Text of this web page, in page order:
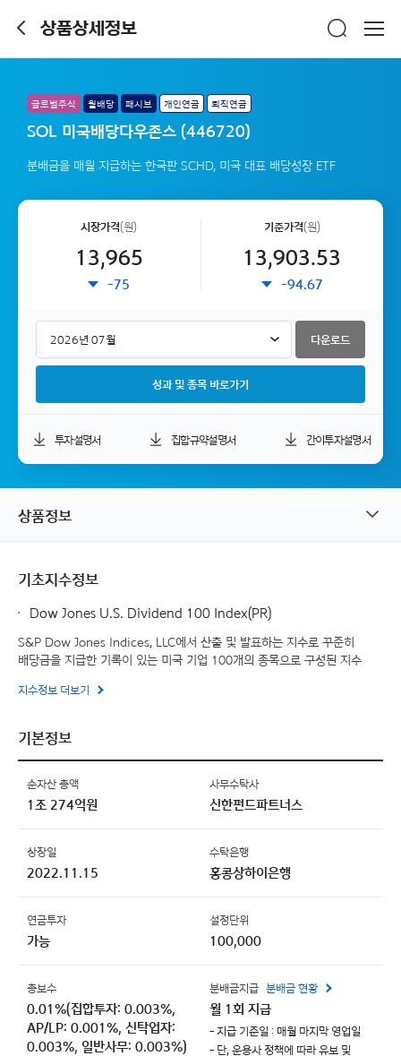
상품상세정보
글로벌주식 월배당 패시브 개인연금 퇴직연금
SOL 미국배당다우존스 (446720)
분배금을 매월 지급하는 한국판 SCHD, 미국 대표 배당성장 ETF
시장가격(원)
13,965
-75
기준가격(원)
13,903.53
-94.67
다운로드
성과 및 종목 바로가기
투자설명서 집합규약설명서 간이투자설명서
상품정보
기초지수정보
Dow Jones U.S. Dividend 100 Index(PR)
S&P Dow Jones Indices, LLC에서 산출 및 발표하는 지수로 꾸준히
배당금을 지급한 기록이 있는 미국 기업 100개의 종목으로 구성된 지수
지수정보 더보기
기본정보
순자산 총액
1조 274억원
사무수탁사
신한펀드파트너스
상장일
2022.11.15
수탁은행
홍콩상하이은행
연금투자
가능
설정단위
100,000
총보수
0.01%(집합투자: 0.003%,
AP/LP: 0.001%, 신탁업자:
0.003%, 일반사무: 0.003%)
분배금지급 분배금 현황
월 1회 지급
- 지급 기준일 : 매월 마지막 영업일
- 단, 운용사 정책에 따라 유보 및